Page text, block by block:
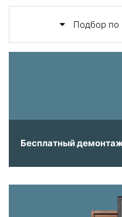
Подбор по
Бесплатный